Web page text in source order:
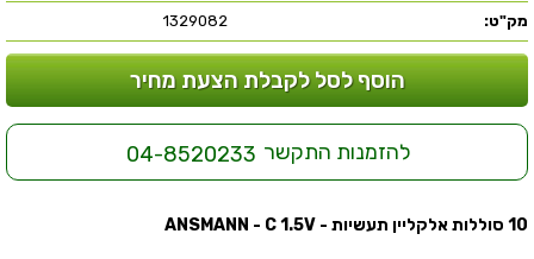
מק"ט: 1329082
הוסף לסל לקבלת הצעת מחיר
להזמנות התקשר 04-8520233
10 סוללות אלקליין תעשיות - ANSMANN - C 1.5V